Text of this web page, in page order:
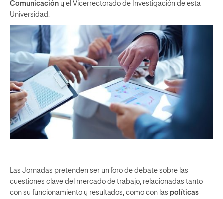
Comunicación y el Vicerrectorado de Investigación de esta
Universidad.
Las Jornadas pretenden ser un foro de debate sobre las
cuestiones clave del mercado de trabajo, relacionadas tanto
con su funcionamiento y resultados, como con las políticas